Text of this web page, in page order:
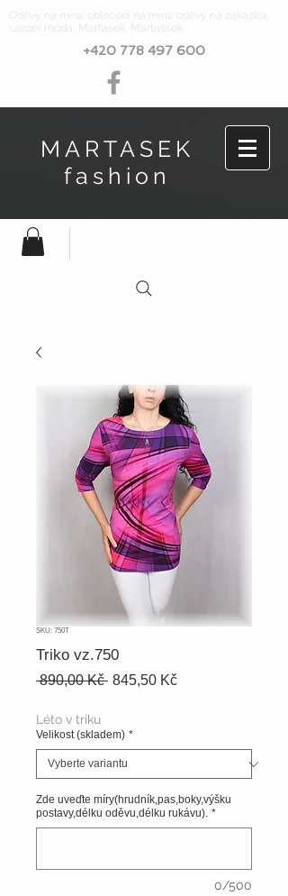
Oděvy na míru, oblečení na míru, oděvy na zakázku,
sezóní móda, Marťásek, Martassek
+420 778 497 600
MARTASEK
fashion
SKU: 750T
Triko vz.750
890,00 Kč Běžná
845,50 KčZvýhodněná
Léto v triku
Velikost (skladem) *
Zde uveďte míry(hrudník,pas,boky,výšku
postavy,délku oděvu,délku rukávu). *
0/500